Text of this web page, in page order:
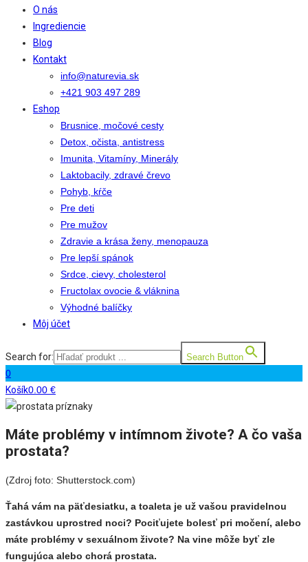
O nás
Ingrediencie
Blog
Kontakt
info@naturevia.sk
+421 903 497 289
Eshop
Brusnice, močové cesty
Detox, očista, antistress
Imunita, Vitamíny, Minerály
Laktobacily, zdravé črevo
Pohyb, kŕče
Pre deti
Pre mužov
Zdravie a krása ženy, menopauza
Pre lepší spánok
Srdce, cievy, cholesterol
Fructolax ovocie & vláknina
Výhodné balíčky
Môj účet
Search for: Search Button
0
Košík0.00 €
Máte problémy v intímnom živote? A čo vaša
prostata?
(Zdroj foto: Shutterstock.com)
Ťahá vám na päťdesiatku, a toaleta je už vašou pravidelnou
zastávkou uprostred noci? Pociťujete bolesť pri močení, alebo
máte problémy v sexuálnom živote? Na vine môže byť zle
fungujúca alebo chorá prostata.